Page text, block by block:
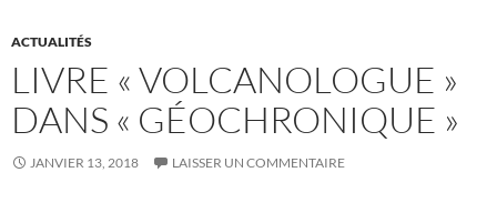
ACTUALITÉS
LIVRE « VOLCANOLOGUE »
DANS « GÉOCHRONIQUE »
JANVIER 13, 2018 LAISSER UN COMMENTAIRE